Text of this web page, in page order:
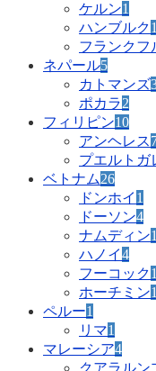
ケルン1
ハンブルク1
フランクフ
ネパール5
カトマンズ
ポカラ2
フィリピン10
アンヘレス
プエルトガ
ベトナム26
ドンホイ 1
ドーソン4
ナムディン1
ハノイ4
フーコック1
ホーチミン
ペルー1
リマ1
マレーシア4